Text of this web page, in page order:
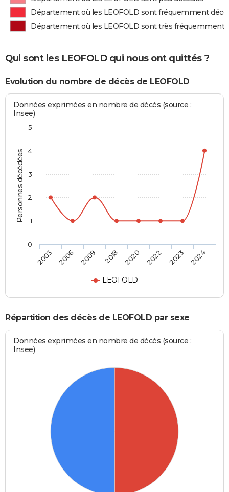
Département où les LEOFOLD sont fréquemment
Département où les LEOFOLD sont très fréquemment
Qui sont les LEOFOLD qui nous ont quittés ?
Evolution du nombre de décès de LEOFOLD
Personnes décédées
Données exprimées en nombre de décès (source :
Insee)
LEOFOLD
2003 2006 2009 2018 2020 2022 2023 2024
0
1
2
3
4
5
Répartition des décès de LEOFOLD par sexe
Données exprimées en nombre de décès (source :
Insee)